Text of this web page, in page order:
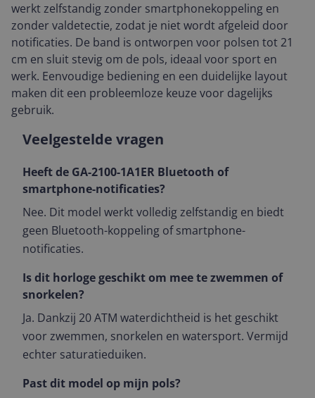
werkt zelfstandig zonder smartphonekoppeling en
zonder valdetectie, zodat je niet wordt afgeleid door
notificaties. De band is ontworpen voor polsen tot 21
cm en sluit stevig om de pols, ideaal voor sport en
werk. Eenvoudige bediening en een duidelijke layout
maken dit een probleemloze keuze voor dagelijks
gebruik.
Veelgestelde vragen
Heeft de GA-2100-1A1ER Bluetooth of
smartphone-notificaties?
Nee. Dit model werkt volledig zelfstandig en biedt
geen Bluetooth-koppeling of smartphone-
notificaties.
Is dit horloge geschikt om mee te zwemmen of
snorkelen?
Ja. Dankzij 20 ATM waterdichtheid is het geschikt
voor zwemmen, snorkelen en watersport. Vermijd
echter saturatieduiken.
Past dit model op mijn pols?